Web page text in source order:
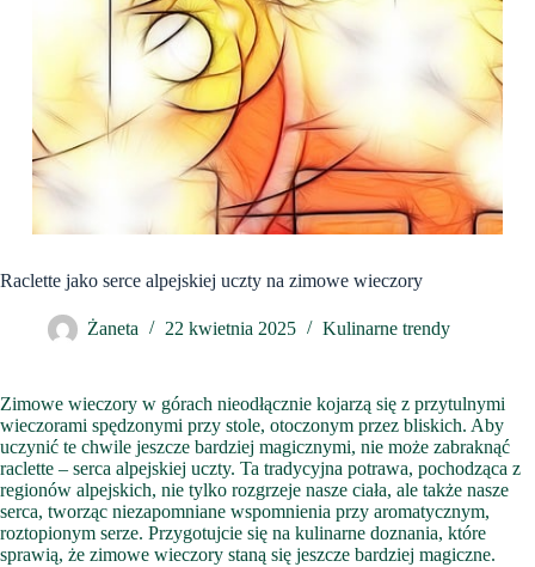
Raclette jako serce alpejskiej uczty na zimowe wieczory
Żaneta 22 kwietnia 2025 Kulinarne trendy
Zimowe wieczory w górach nieodłącznie kojarzą się z przytulnymi
wieczorami spędzonymi przy stole, otoczonym przez bliskich. Aby
uczynić te chwile jeszcze bardziej magicznymi, nie może zabraknąć
raclette – serca alpejskiej uczty. Ta tradycyjna potrawa, pochodząca z
regionów alpejskich, nie tylko rozgrzeje nasze ciała, ale także nasze
serca, tworząc niezapomniane wspomnienia przy aromatycznym,
roztopionym serze. Przygotujcie się na kulinarne doznania, które
sprawią, że zimowe wieczory staną się jeszcze bardziej magiczne.